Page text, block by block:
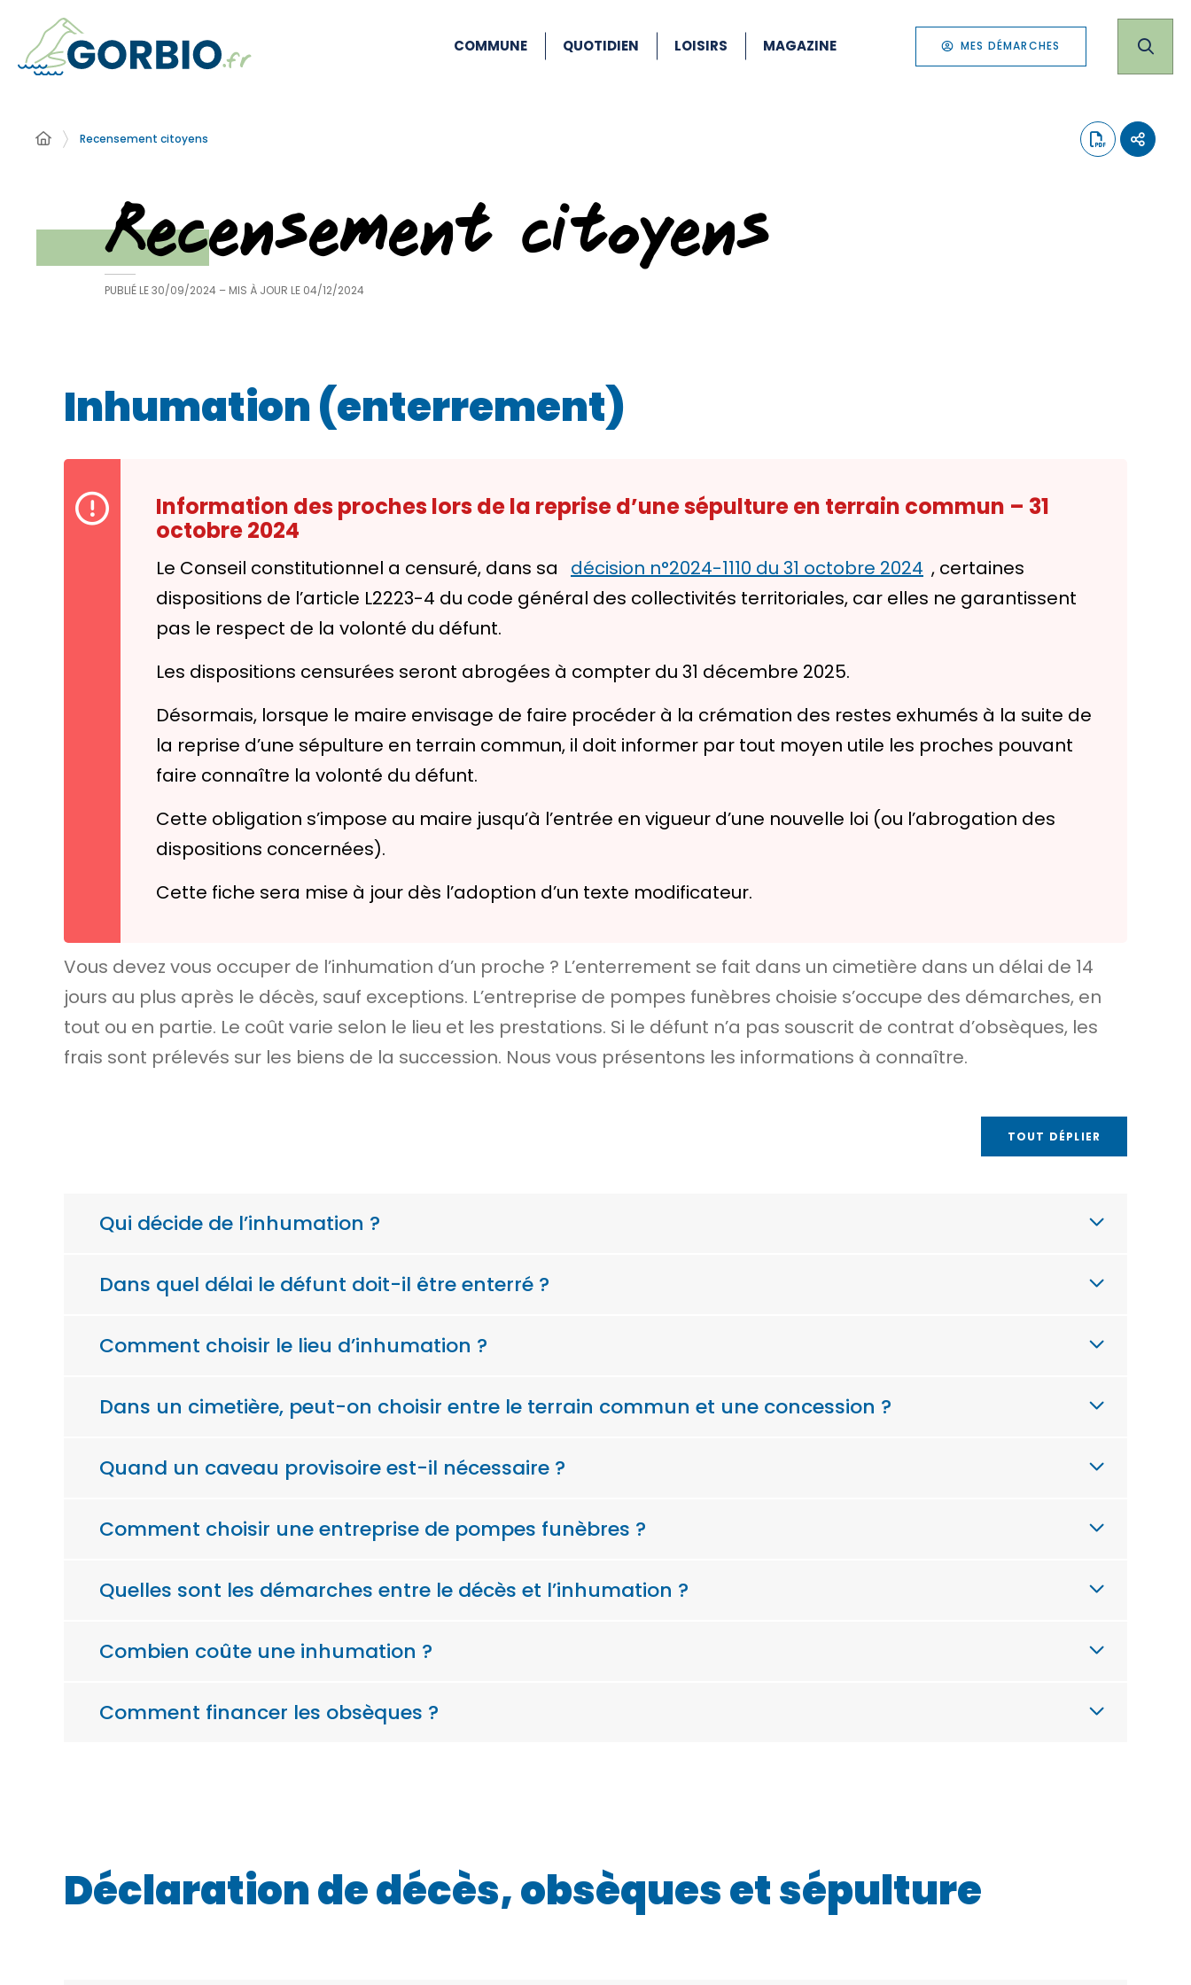
COMMUNE QUOTIDIEN LOISIRS MAGAZINE MES DÉMARCHES
Recensement citoyens
Recensement citoyens
PUBLIÉ LE30/09/2024 – MIS À JOUR LE 04/12/2024
Inhumation (enterrement)
Information des proches lors de la reprise d’une sépulture en terrain commun – 31
octobre 2024
Le Conseil constitutionnel a censuré, dans sa décision n°2024-1110 du 31 octobre 2024 , certaines
dispositions de l’article L2223-4 du code général des collectivités territoriales, car elles ne garantissent
pas le respect de la volonté du défunt.
Les dispositions censurées seront abrogées à compter du 31 décembre 2025.
Désormais, lorsque le maire envisage de faire procéder à la crémation des restes exhumés à la suite de
la reprise d’une sépulture en terrain commun, il doit informer par tout moyen utile les proches pouvant
faire connaître la volonté du défunt.
Cette obligation s’impose au maire jusqu’à l’entrée en vigueur d’une nouvelle loi (ou l’abrogation des
dispositions concernées).
Cette fiche sera mise à jour dès l’adoption d’un texte modificateur.
Vous devez vous occuper de l’inhumation d’un proche ? L’enterrement se fait dans un cimetière dans un délai de 14
jours au plus après le décès, sauf exceptions. L’entreprise de pompes funèbres choisie s’occupe des démarches, en
tout ou en partie. Le coût varie selon le lieu et les prestations. Si le défunt n’a pas souscrit de contrat d’obsèques, les
frais sont prélevés sur les biens de la succession. Nous vous présentons les informations à connaître.
TOUT DÉPLIER
Qui décide de l’inhumation ?
Dans quel délai le défunt doit-il être enterré ?
Comment choisir le lieu d’inhumation ?
Dans un cimetière, peut-on choisir entre le terrain commun et une concession ?
Quand un caveau provisoire est-il nécessaire ?
Comment choisir une entreprise de pompes funèbres ?
Quelles sont les démarches entre le décès et l’inhumation ?
Combien coûte une inhumation ?
Comment financer les obsèques ?
Déclaration de décès, obsèques et sépulture